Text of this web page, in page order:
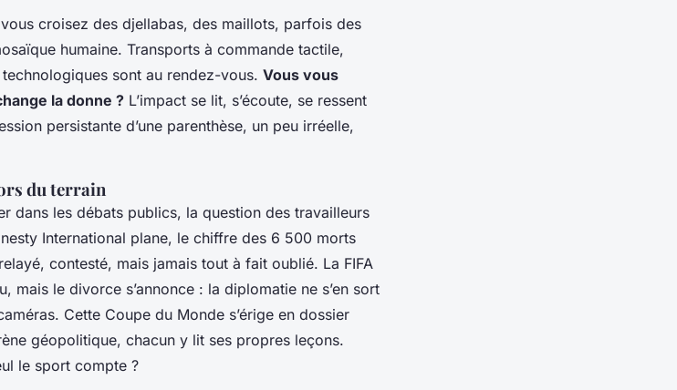
croisez des djellabas, des maillots, parfois des
humaine. Transports à commande tactile,
sont au rendez-vous. Vous vous
la donne ? L’impact se lit, s’écoute, se ressent
persistante d’une parenthèse, un peu irréelle,
du terrain
dans les débats publics, la question des travailleurs
International plane, le chiffre des 6 500 morts
contesté, mais jamais tout à fait oublié. La FIFA
mais le divorce s’annonce : la diplomatie ne s’en sort
Cette Coupe du Monde s’érige en dossier
géopolitique, chacun y lit ses propres leçons.
le sport compte ?